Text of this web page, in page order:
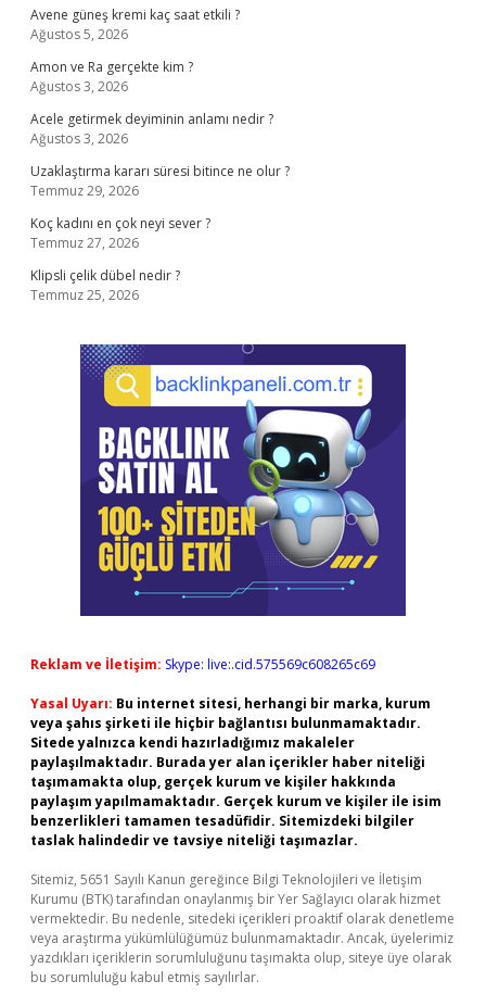
Avene güneş kremi kaç saat etkili ?
Ağustos 5, 2026
Amon ve Ra gerçekte kim ?
Ağustos 3, 2026
Acele getirmek deyiminin anlamı nedir ?
Ağustos 3, 2026
Uzaklaştırma kararı süresi bitince ne olur ?
Temmuz 29, 2026
Koç kadını en çok neyi sever ?
Temmuz 27, 2026
Klipsli çelik dübel nedir ?
Temmuz 25, 2026
Reklam ve İletişim: Skype: live:.cid.575569c608265c69
Yasal Uyarı: Bu internet sitesi, herhangi bir marka, kurum
veya şahıs şirketi ile hiçbir bağlantısı bulunmamaktadır.
Sitede yalnızca kendi hazırladığımız makaleler
paylaşılmaktadır. Burada yer alan içerikler haber niteliği
taşımamakta olup, gerçek kurum ve kişiler hakkında
paylaşım yapılmamaktadır. Gerçek kurum ve kişiler ile isim
benzerlikleri tamamen tesadüfidir. Sitemizdeki bilgiler
taslak halindedir ve tavsiye niteliği taşımazlar.
Sitemiz, 5651 Sayılı Kanun gereğince Bilgi Teknolojileri ve İletişim
Kurumu (BTK) tarafından onaylanmış bir Yer Sağlayıcı olarak hizmet
vermektedir. Bu nedenle, sitedeki içerikleri proaktif olarak denetleme
veya araştırma yükümlülüğümüz bulunmamaktadır. Ancak, üyelerimiz
yazdıkları içeriklerin sorumluluğunu taşımakta olup, siteye üye olarak
bu sorumluluğu kabul etmiş sayılırlar.